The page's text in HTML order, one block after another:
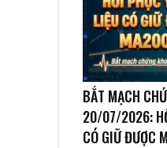
BẮT MẠCH
20/07/2026:
CÓ GIỮ ĐƯỢC